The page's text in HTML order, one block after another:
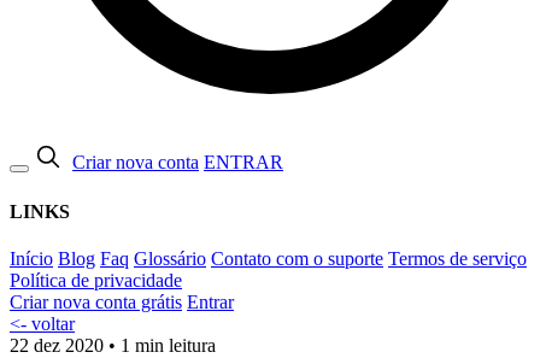
Criar nova conta ENTRAR
LINKS
Início Blog Faq Glossário Contato com o suporte Termos de serviço
Política de privacidade
Criar nova conta grátis Entrar
<- voltar
22 dez 2020 • 1 min leitura